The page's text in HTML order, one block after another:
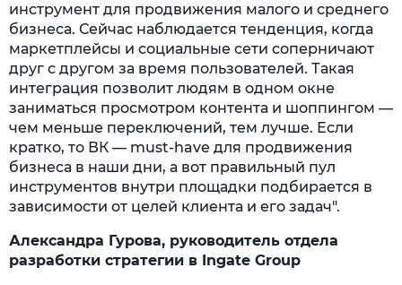
инструмент для продвижения малого и среднего
бизнеса. Сейчас наблюдается тенденция, когда
маркетплейсы и социальные сети соперничают
друг с другом за время пользователей. Такая
интеграция позволит людям в одном окне
заниматься просмотром контента и шоппингом —
чем меньше переключений, тем лучше. Если
кратко, то ВК — must-have для продвижения
бизнеса в наши дни, а вот правильный пул
инструментов внутри площадки подбирается в
зависимости от целей клиента и его задач".
Александра Гурова, руководитель отдела
разработки стратегии в Ingate Group